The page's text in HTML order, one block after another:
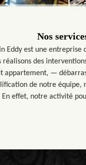
Nos
Eddy est une entreprise
réalisons des
appartement, —
de notre équipe,
En effet, notre activité